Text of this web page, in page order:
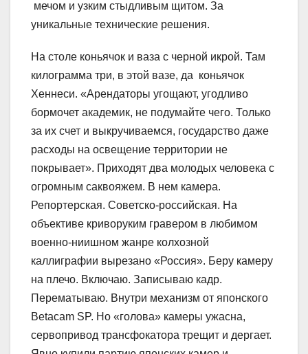
мечом и узким стыдливым щитом. За
уникальные технические решения.
На столе коньячок и ваза с черной икрой. Там
килограмма три, в этой вазе, да коньячок
Хеннеси. «Арендаторы угощают, угодливо
бормочет академик, не подумайте чего. Только
за их счет и выкручиваемся, государство даже
расходы на освещение территории не
покрывает». Приходят два молодых человека с
огромным саквояжем. В нем камера.
Репортерская. Советско-российская. На
объективе криворуким гравером в любимом
военно-ниишном жанре колхозной
каллиграфии вырезано «Россия». Беру камеру
на плечо. Включаю. Записываю кадр.
Перематываю. Внутри механизм от японского
Betacam SP. Но «голова» камеры ужасна,
сервопривод трансфокатора трещит и дергает.